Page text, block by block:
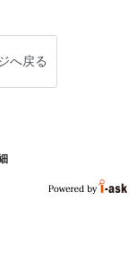
へ戻る